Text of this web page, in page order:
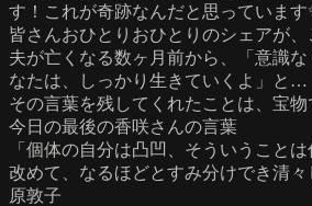
す！これが奇跡なんだと思っています
皆さんおひとりおひとりのシェアが
夫が亡くなる数ヶ月前から、「意識
なたは、しっかり生きていくよ」と…
その言葉を残してくれたことは、宝
今日の最後の香咲さんの言葉
「個体の自分は凸凹、そういうこと
改めて、なるほどとすみ分けでき清
原敦子